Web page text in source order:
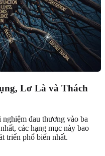
Lơ Là và Thách
đau thương vào ba
các hạng mục này bao
triển phổ biến nhất.